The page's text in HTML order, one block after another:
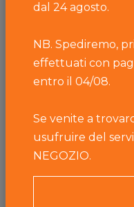
dal 24 agosto.
NB. Spediremo,
effettuati con
entro il 04/08.
Se venite a
usufruire del
NEGOZIO.